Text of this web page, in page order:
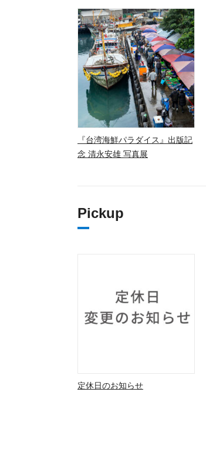
『台湾海鮮パラダイス』出版記
念 清永安雄 写真展
Pickup
定休日のお知らせ